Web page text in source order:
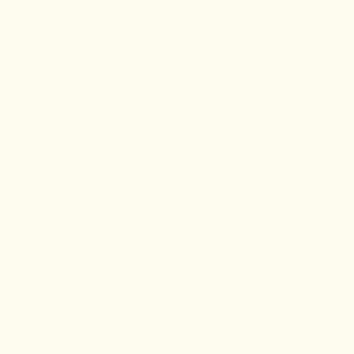
z kanapkami, ale sprawdzą się także jako
i innych deserów czy do sosu do
możecie się pochwalić na naszym
mamy
orzechów i